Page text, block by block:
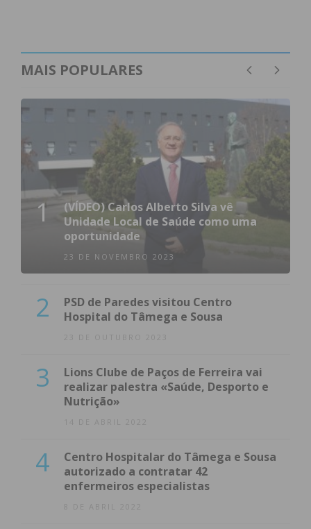
MAIS POPULARES
1
(VÍDEO) Carlos Alberto Silva vê
Unidade Local de Saúde como uma
oportunidade
23 DE NOVEMBRO 2023
2
PSD de Paredes visitou Centro
Hospital do Tâmega e Sousa
23 DE OUTUBRO 2023
3
Lions Clube de Paços de Ferreira vai
realizar palestra «Saúde, Desporto e
Nutrição»
14 DE ABRIL 2022
4
Centro Hospitalar do Tâmega e Sousa
autorizado a contratar 42
enfermeiros especialistas
8 DE ABRIL 2022